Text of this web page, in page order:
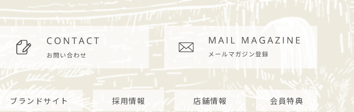
ブランドサイト 採用情報 店舗情報 会員特典